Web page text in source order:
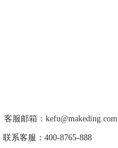
客服邮箱：kefu@makeding.com
联系客服：400-8765-888